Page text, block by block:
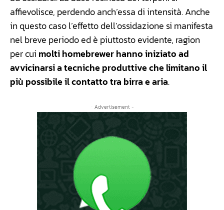
affievolisce, perdendo anch’essa di intensità. Anche
in questo caso l’effetto dell’ossidazione si manifesta
nel breve periodo ed è piuttosto evidente, ragion
per cui molti homebrewer hanno iniziato ad
avvicinarsi a tecniche produttive che limitano il
più possibile il contatto tra birra e aria.
- Advertisement -